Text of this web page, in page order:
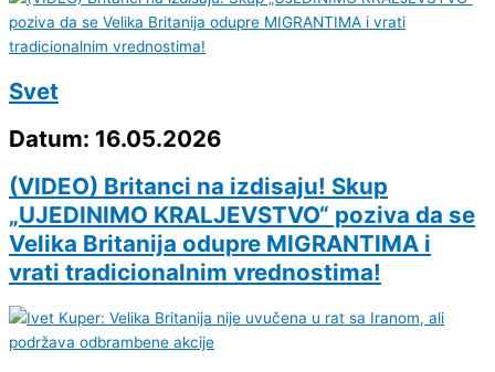
Svet
Datum: 16.05.2026
(VIDEO) Britanci na izdisaju! Skup
„UJEDINIMO KRALJEVSTVO“ poziva da se
Velika Britanija odupre MIGRANTIMA i
vrati tradicionalnim vrednostima!